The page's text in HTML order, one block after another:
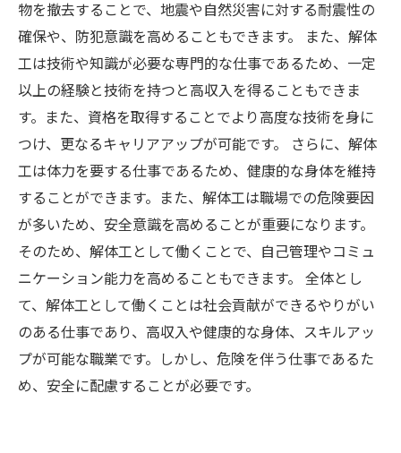
物を撤去することで、地震や自然災害に対する耐震性の
確保や、防犯意識を高めることもできます。 また、解体
工は技術や知識が必要な専門的な仕事であるため、一定
以上の経験と技術を持つと高収入を得ることもできま
す。また、資格を取得することでより高度な技術を身に
つけ、更なるキャリアアップが可能です。 さらに、解体
工は体力を要する仕事であるため、健康的な身体を維持
することができます。また、解体工は職場での危険要因
が多いため、安全意識を高めることが重要になります。
そのため、解体工として働くことで、自己管理やコミュ
ニケーション能力を高めることもできます。 全体とし
て、解体工として働くことは社会貢献ができるやりがい
のある仕事であり、高収入や健康的な身体、スキルアッ
プが可能な職業です。しかし、危険を伴う仕事であるた
め、安全に配慮することが必要です。